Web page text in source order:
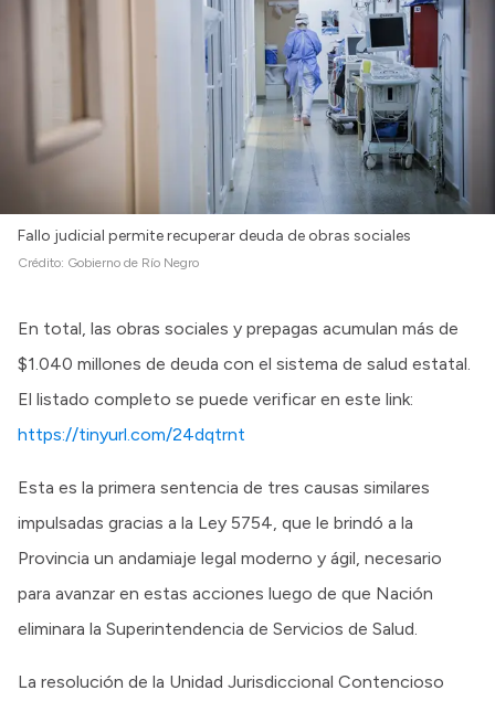
Fallo judicial permite recuperar deuda de obras sociales
Crédito: Gobierno de Río Negro
En total, las obras sociales y prepagas acumulan más de
$1.040 millones de deuda con el sistema de salud estatal.
El listado completo se puede verificar en este link:
https://tinyurl.com/24dqtrnt
Esta es la primera sentencia de tres causas similares
impulsadas gracias a la Ley 5754, que le brindó a la
Provincia un andamiaje legal moderno y ágil, necesario
para avanzar en estas acciones luego de que Nación
eliminara la Superintendencia de Servicios de Salud.
La resolución de la Unidad Jurisdiccional Contencioso